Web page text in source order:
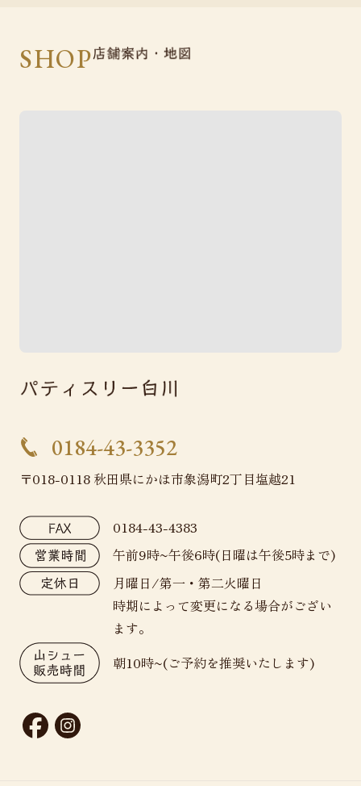
SHOP
0184-43-3352
〒018-0118 秋田県にかほ市象潟町2丁目塩越21
0184-43-4383
午前9時~午後6時(日曜は午後5時まで)
月曜日/第一・第二火曜日
時期によって変更になる場合がござい
ます。
朝10時~(ご予約を推奨いたします)